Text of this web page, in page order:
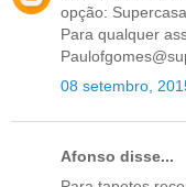
opção: Supercasa
Para qualquer
08 setembro,
Afonso disse...